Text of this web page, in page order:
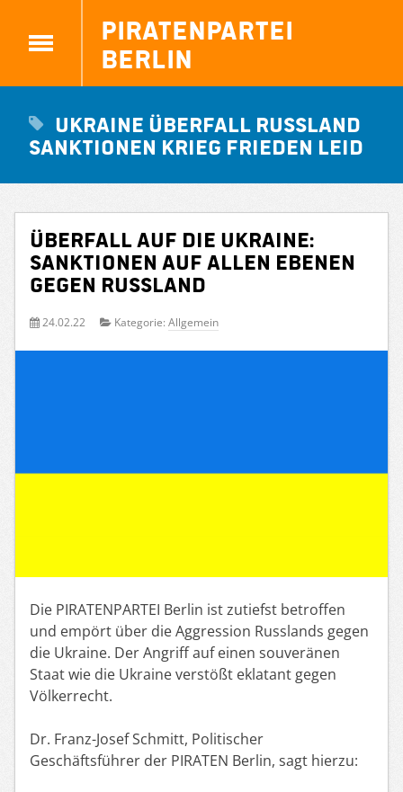
Piratenpartei
Berlin
Ukraine Überfall Russland
Sanktionen Krieg Frieden Leid
Überfall auf die Ukraine:
Sanktionen auf allen Ebenen
gegen Russland
24.02.22 Kategorie: Allgemein
Die PIRATENPARTEI Berlin ist zutiefst betroffen
und empört über die Aggression Russlands gegen
die Ukraine. Der Angriff auf einen souveränen
Staat wie die Ukraine verstößt eklatant gegen
Völkerrecht.
Dr. Franz-Josef Schmitt, Politischer
Geschäftsführer der PIRATEN Berlin, sagt hierzu: